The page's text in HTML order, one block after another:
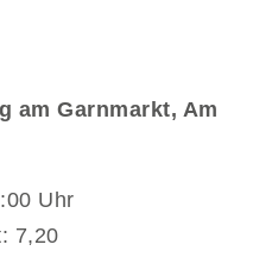
am Garnmarkt, Am
Uhr
7,20